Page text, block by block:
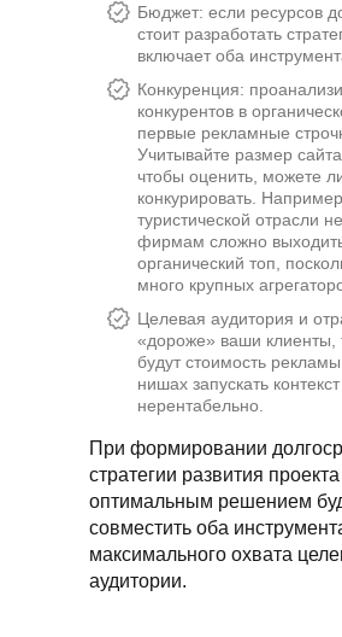
Бюджет: если ресурсов
стоит разработать
включает оба
Конкуренция:
конкурентов в
первые рекламные
Учитывайте размер
чтобы оценить, можете
конкурировать.
туристической отрасли
фирмам сложно
органический топ,
много крупных
Целевая аудитория и
«дороже» ваши
будут стоимость
нишах запускать контекст
нерентабельно.
При формировании
стратегии развития проекта
оптимальным решением
совместить оба
максимального охвата
аудитории.